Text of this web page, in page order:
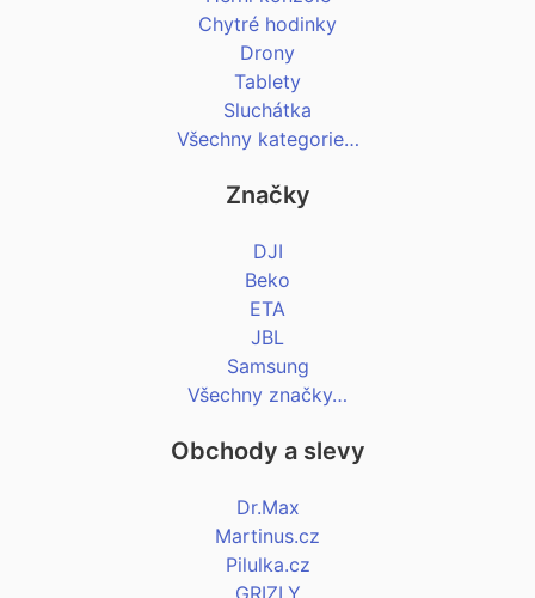
Chytré hodinky
Drony
Tablety
Sluchátka
Všechny kategorie…
Značky
DJI
Beko
ETA
JBL
Samsung
Všechny značky…
Obchody a slevy
Dr.Max
Martinus.cz
Pilulka.cz
GRIZLY